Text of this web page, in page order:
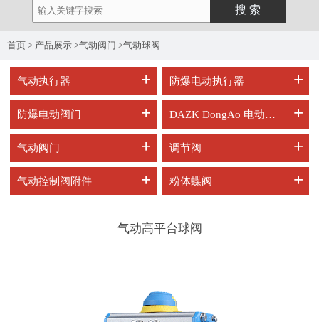
首页 > 产品展示 >气动阀门 >气动球阀
气动执行器 + 防爆电动执行器 +
防爆电动阀门 + DAZK DongAo 电动阀门 +
气动阀门 + 调节阀 +
气动控制阀附件 + 粉体蝶阀 +
气动高平台球阀